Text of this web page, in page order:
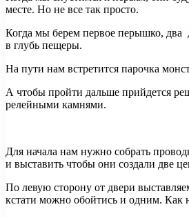
месте. Но не все так просто.
Когда мы берем первое перышко, два
в глубь пещеры.
На пути нам встретится парочка
А чтобы пройти дальше прийдется
релейными камнями.
Для начала нам нужно собрать
и выставить чтобы они создали две
По левую сторону от двери
кстати можно обойтись и одним. Как